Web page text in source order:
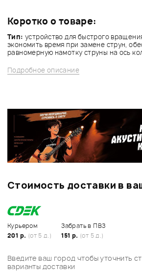
Коротко о товаре:
Тип: устройство для быстрого
экономить время при замене струн,
равномерную намотку струны на ось
Подробное описание
Стоимость доставки в
Курьером
201 р. (от 5 д.)
Забрать в ПВЗ
151 р. (от 5 д.)
Введите ваш город чтобы уточнить
варианты доставки